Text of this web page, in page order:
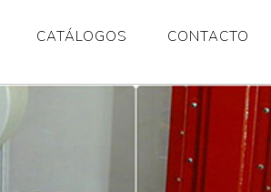
CATÁLOGOS CONTACTO